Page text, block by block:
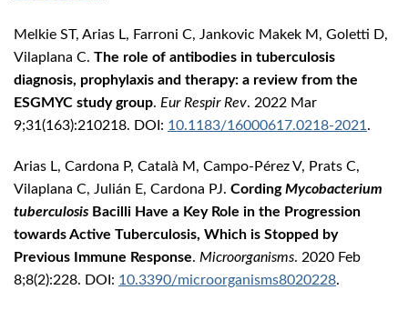
Melkie ST, Arias L, Farroni C, Jankovic Makek M, Goletti D,
Vilaplana C. The role of antibodies in tuberculosis
diagnosis, prophylaxis and therapy: a review from the
ESGMYC study group. Eur Respir Rev. 2022 Mar
9;31(163):210218. DOI: 10.1183/16000617.0218-2021 .
Arias L, Cardona P, Català M, Campo-Pérez V, Prats C,
Vilaplana C, Julián E, Cardona PJ. CordingMycobacterium
tuberculosis Bacilli Have a Key Role in the Progression
towards Active Tuberculosis, Which is Stopped by
Previous Immune Response. Microorganisms. 2020 Feb
8;8(2):228. DOI: 10.3390/microorganisms8020228.